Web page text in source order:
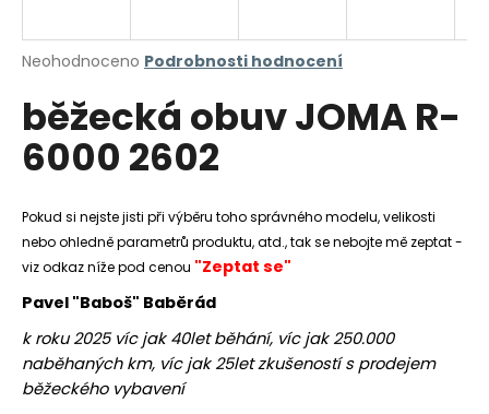
Průměrné
produktu
je
0,0
z
Neohodnoceno Podrobnosti hodnocení
běžecká obuv JOMA R-
6000 2602
Pokud si nejste jisti při výběru toho správného modelu, velikosti
nebo ohledně parametrů produktu, atd., tak se nebojte mě zeptat -
viz odkaz níže pod cenou "Zeptat se"
Pavel "Baboš" Baběrád
k roku 2025 víc jak 40let běhání, víc jak 250.000
naběhaných km, víc jak 25let zkušeností s prodejem
běžeckého vybavení
j
t
?
HLEDAT
D
o
p